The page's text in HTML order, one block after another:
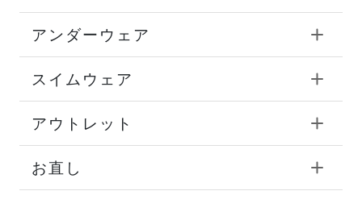
アンダーウェア
スイムウェア
アウトレット
お直し